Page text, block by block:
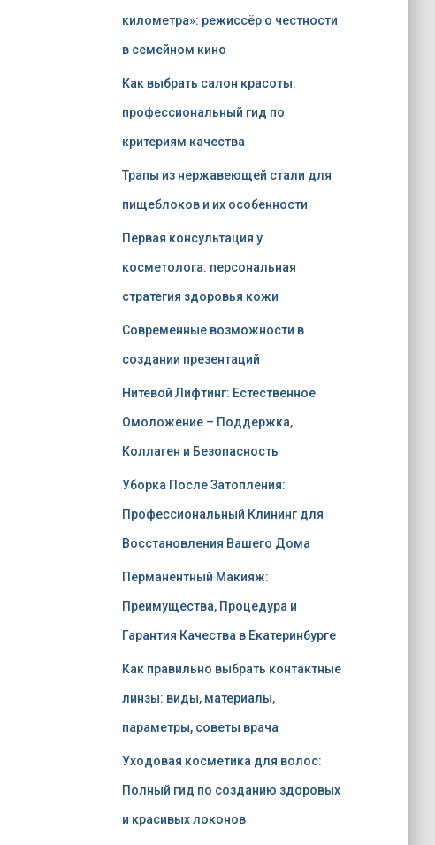
километра»: режиссёр о честности
в семейном кино
Как выбрать салон красоты:
профессиональный гид по
критериям качества
Трапы из нержавеющей стали для
пищеблоков и их особенности
Первая консультация у
косметолога: персональная
стратегия здоровья кожи
Современные возможности в
создании презентаций
Нитевой Лифтинг: Естественное
Омоложение – Поддержка,
Коллаген и Безопасность
Уборка После Затопления:
Профессиональный Клининг для
Восстановления Вашего Дома
Перманентный Макияж:
Преимущества, Процедура и
Гарантия Качества в Екатеринбурге
Как правильно выбрать контактные
линзы: виды, материалы,
параметры, советы врача
Уходовая косметика для волос:
Полный гид по созданию здоровых
и красивых локонов